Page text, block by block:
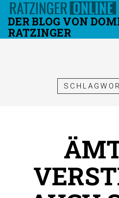
DER BLOG VON
RATZINGER